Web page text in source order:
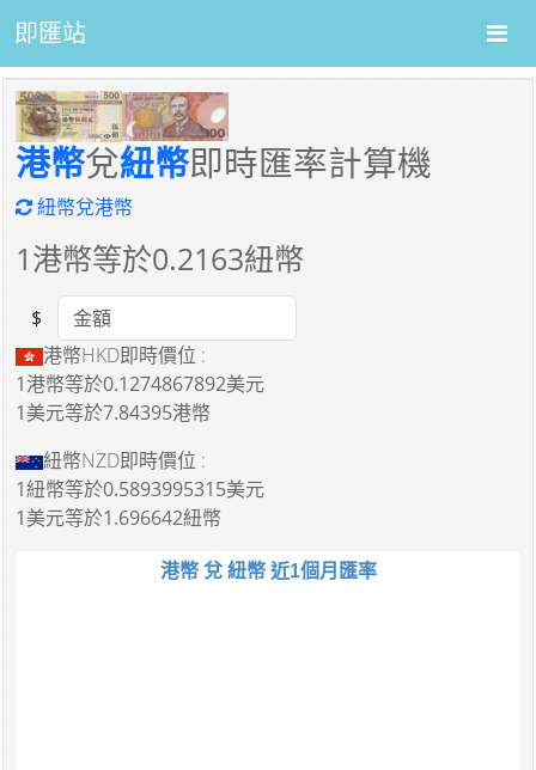
即匯站
港幣兌紐幣即時匯率計算機
紐幣兌港幣
1港幣等於0.2163紐幣
Amount
$
港幣HKD即時價位 :
1港幣等於0.1274867892美元
1美元等於7.84395港幣
紐幣NZD即時價位 :
1紐幣等於0.5893995315美元
1美元等於1.696642紐幣
港幣 兌 紐幣 近1個月匯率